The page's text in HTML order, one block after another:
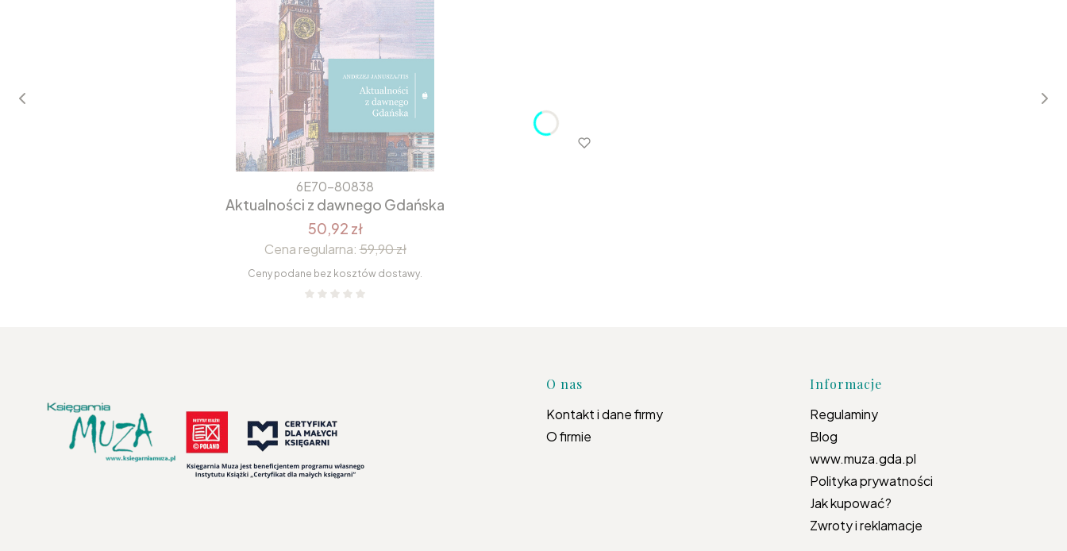
6E70-80838
Aktualności z dawnego Gdańska
50,92 zł
Cena regularna: 59,90 zł
Ceny podane bez kosztów dostawy.
Linki w stopce
O nas
Kontakt i dane firmy
O firmie
Informacje
Regulaminy
Blog
www.muza.gda.pl
Polityka prywatności
Jak kupować?
Zwroty i reklamacje